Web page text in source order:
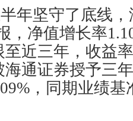
年坚守了底线
，净值增长率
近三年，收益
海通证券授予三
，同期业绩基